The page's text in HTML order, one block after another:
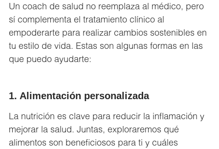
Un coach de salud no reemplaza al médico, pero
sí complementa el tratamiento clínico al
empoderarte para realizar cambios sostenibles en
tu estilo de vida. Estas son algunas formas en las
que puedo ayudarte:
1. Alimentación personalizada
La nutrición es clave para reducir la inflamación y
mejorar la salud. Juntas, exploraremos qué
alimentos son beneficiosos para ti y cuáles